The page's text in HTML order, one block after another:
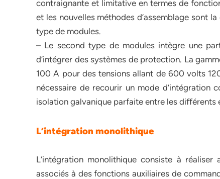
contraignante et limitative en termes de
et les nouvelles méthodes d’assemblage sont
type de modules.
– Le second type de modules intègre une
d’intégrer des systèmes de protection. La
100 A pour des tensions allant de 600 volts
nécessaire de recourir un mode d’intégration
isolation galvanique parfaite entre les diﬀérents
L’intégration monolithique
L’intégration monolithique consiste à
associés à des fonctions auxiliaires de